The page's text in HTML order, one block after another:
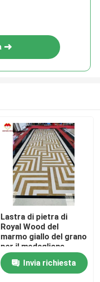
Lastra di pietra di
Royal Wood del
marmo giallo del grano
per il medaglione
Waterjet dell'ingresso
Invia richiesta